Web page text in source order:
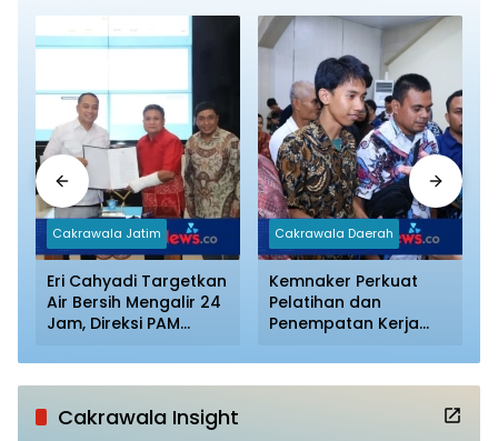
Cakrawala Jatim
Eri Cahyadi Targetkan
Air Bersih Mengalir 24
Jam, Direksi PAM
Diminta Percepat
Jaringan hingga
Kampung
Cakrawala Daerah
Kemnaker Perkuat
Pelatihan dan
Penempatan Kerja
Disabilitas
Cakrawala Insight